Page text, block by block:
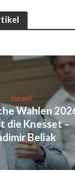
Israel
Wahlen
die Knesset –
Beliak